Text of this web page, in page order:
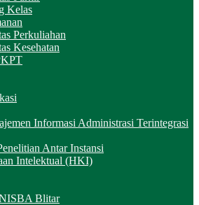
Kelas
Perkuliahan
Kesehatan
Informasi Administrasi Terintegrasi
Antar Instansi
Intelektual (HKI)
Blitar